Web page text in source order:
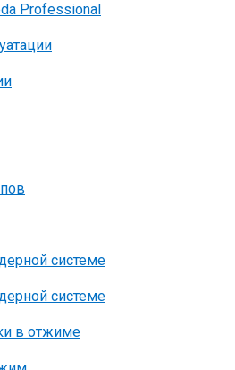
Professional
системе
системе
в отжиме